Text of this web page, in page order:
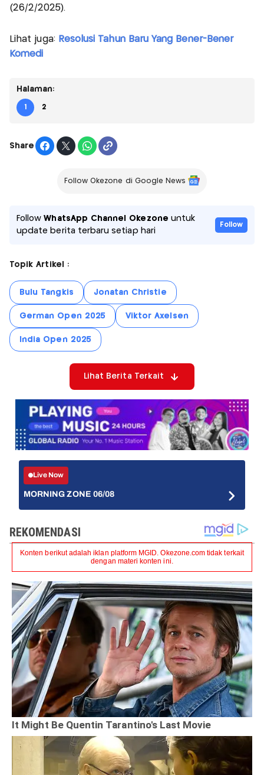
(26/2/2025).
Lihat juga: Resolusi Tahun Baru Yang Bener-Bener
Komedi
Halaman:
1 2
Share
Follow Okezone di Google News
FollowWhatsApp Channel Okezone untuk
update berita terbaru setiap hari
Follow
Topik Artikel :
Bulu Tangkis Jonatan Christie
German Open 2025 Viktor Axelsen
India Open 2025
Lihat Berita Terkait
Live Now
MORNING ZONE 06/08